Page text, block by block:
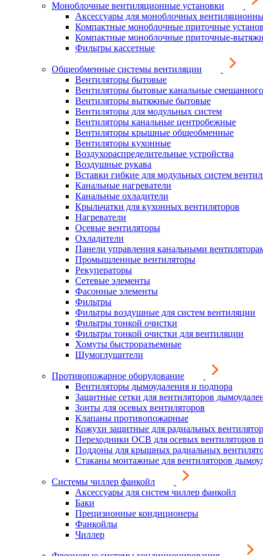
Моноблочные вентиляционные установки
Аксессуары для моноблочных
Компактные моноблочные приточные
Компактные моноблочные приточные-
Фильтры кассетные
Общеобменные системы вентиляции
Вентиляторы бытовые
Вентиляторы бытовые канальные
Вентиляторы вытяжные бытовые
Вентиляторы для модульных систем
Вентиляторы канальные центробежные
Вентиляторы крышные общеобменные
Вентиляторы кухонные
Воздухораспределительные устройства
Воздушные рукава
Вставки гибкие для модульных систем
Канальные нагреватели
Канальные охладители
Крыльчатки для кухонных вентиляторов
Нагреватели
Осевые вентиляторы
Охладители
Панели управления канальными
Промышленные вентиляторы
Рекуператоры
Сетевые элементы
Фасонные элементы
Фильтры
Фильтры воздушные для систем вентиляции
Фильтры тонкой очистки
Фильтры тонкой очистки для вентиляции
Хомуты быстроразъемные
Шумоглушители
Противопожарное оборудование
Вентиляторы дымоудаления и подпора
Защитные сетки для вентиляторов
Зонты для осевых вентиляторов
Клапаны противопожарные
Кожухи защитные для радиальных
Переходники ОСВ для осевых вентиляторов
Поддоны для крышных радиальных
Стаканы монтажные для вентиляторов
Системы чиллер фанкойл
Аксессуары для систем чиллер фанкойл
Баки
Прецизионные кондиционеры
Фанкойлы
Чиллер